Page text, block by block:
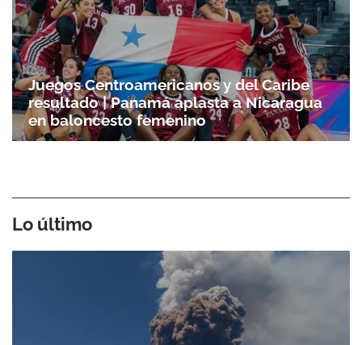
Juegos Centroamericanos y del Caribe
resultado | Panamá aplasta a Nicaragua
en baloncesto femenino
Lo último